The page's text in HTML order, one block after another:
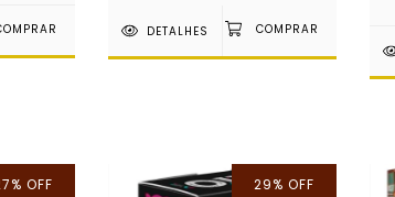
DETALHES
% OFF 29% OFF